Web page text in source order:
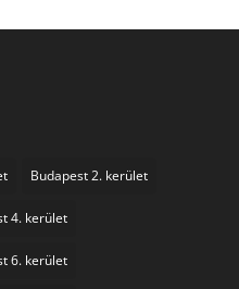
Budapest 2. kerület
4. kerület
6. kerület